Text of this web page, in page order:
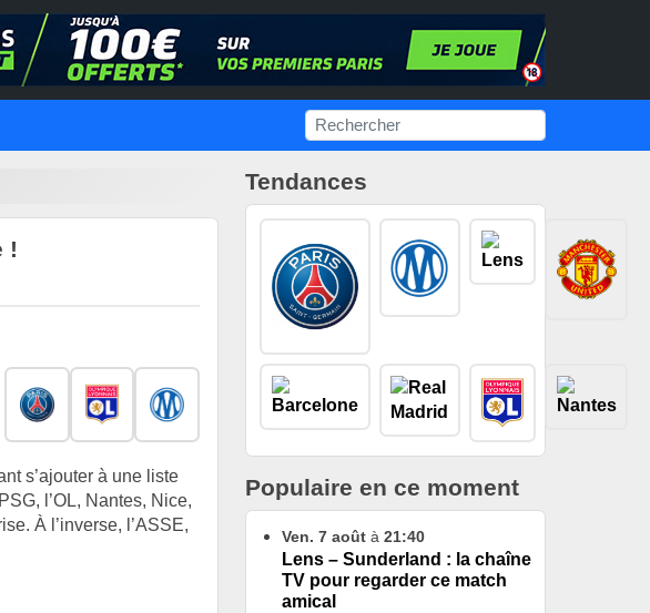
!
s’ajouter à une liste
l’OL, Nantes, Nice,
À l’inverse, l’ASSE,
Tendances
Populaire en ce moment
Ven. 7 août à 21:40
Lens – Sunderland : la chaîne
TV pour regarder ce match
amical